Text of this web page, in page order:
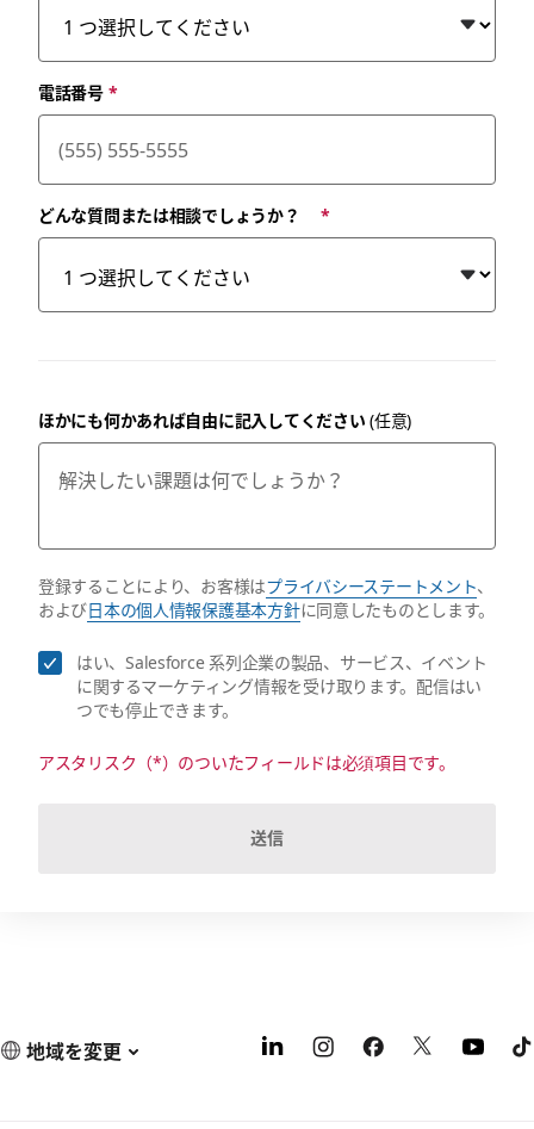
電話番号*
どんな質問または相談でしょうか？ *
ほかにも何かあれば自由に記入してください (任意)
登録することにより、お客様はプライバシーステートメント、
および日本の個人情報保護基本方針に同意したものとします。
はい、Salesforce 系列企業の製品、サービス、イベント
に関するマーケティング情報を受け取ります。配信はい
つでも停止できます。
アスタリスク（*）のついたフィールドは必須項目です。
送信
地域を変更